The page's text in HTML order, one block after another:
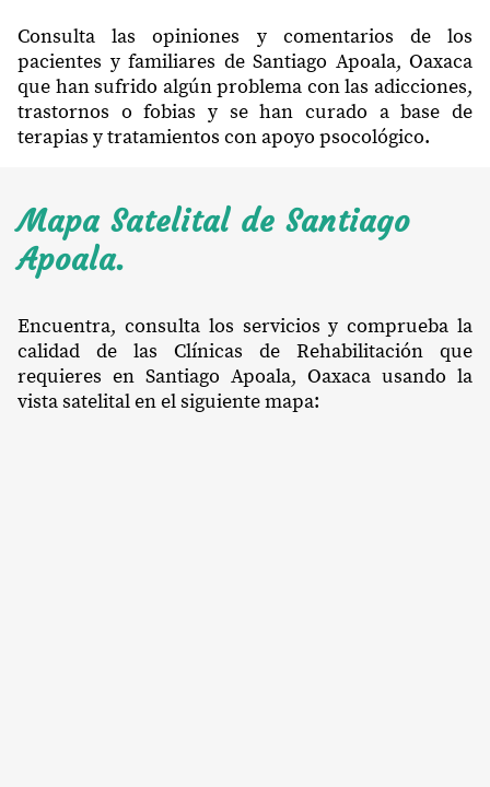
Consulta las opiniones y comentarios de los
pacientes y familiares de Santiago Apoala, Oaxaca
que han sufrido algún problema con las adicciones,
trastornos o fobias y se han curado a base de
terapias y tratamientos con apoyo psocológico.
Mapa Satelital de Santiago
Apoala.
Encuentra, consulta los servicios y comprueba la
calidad de las Clínicas de Rehabilitación que
requieres en Santiago Apoala, Oaxaca usando la
vista satelital en el siguiente mapa: